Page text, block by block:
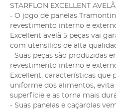
STARFLON EXCELLENT
- O jogo de panelas
revestimento interno e
Excellent avelã 5 peças vai
com utensílios de alta
- Suas peças são produzidas
revestimento interno e
Excellent, características
uniforme dos alimentos, evita
superfície e as torna mais
- Suas panelas e caçarolas